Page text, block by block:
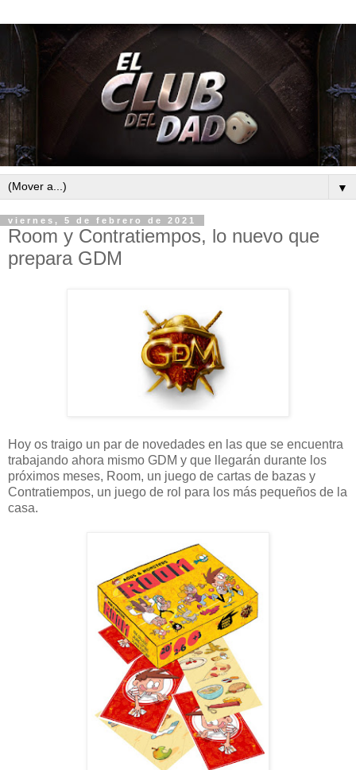
▼
viernes, 5 de febrero de 2021
Room y Contratiempos, lo nuevo que
prepara GDM
Hoy os traigo un par de novedades en las que se encuentra
trabajando ahora mismo GDM y que llegarán durante los
próximos meses, Room, un juego de cartas de bazas y
Contratiempos, un juego de rol para los más pequeños de la
casa.